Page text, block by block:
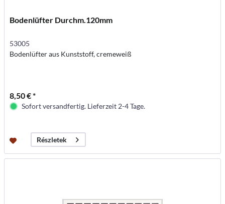
Bodenlüfter Durchm.120mm
53005
Bodenlüfter aus Kunststoff, cremeweiß
8,50 € *
Sofort versandfertig. Lieferzeit 2-4 Tage.
Részletek